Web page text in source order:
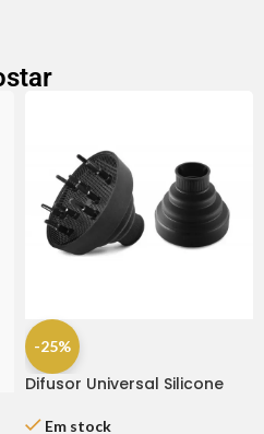
-25%
Difusor Universal Silicone
Em stock